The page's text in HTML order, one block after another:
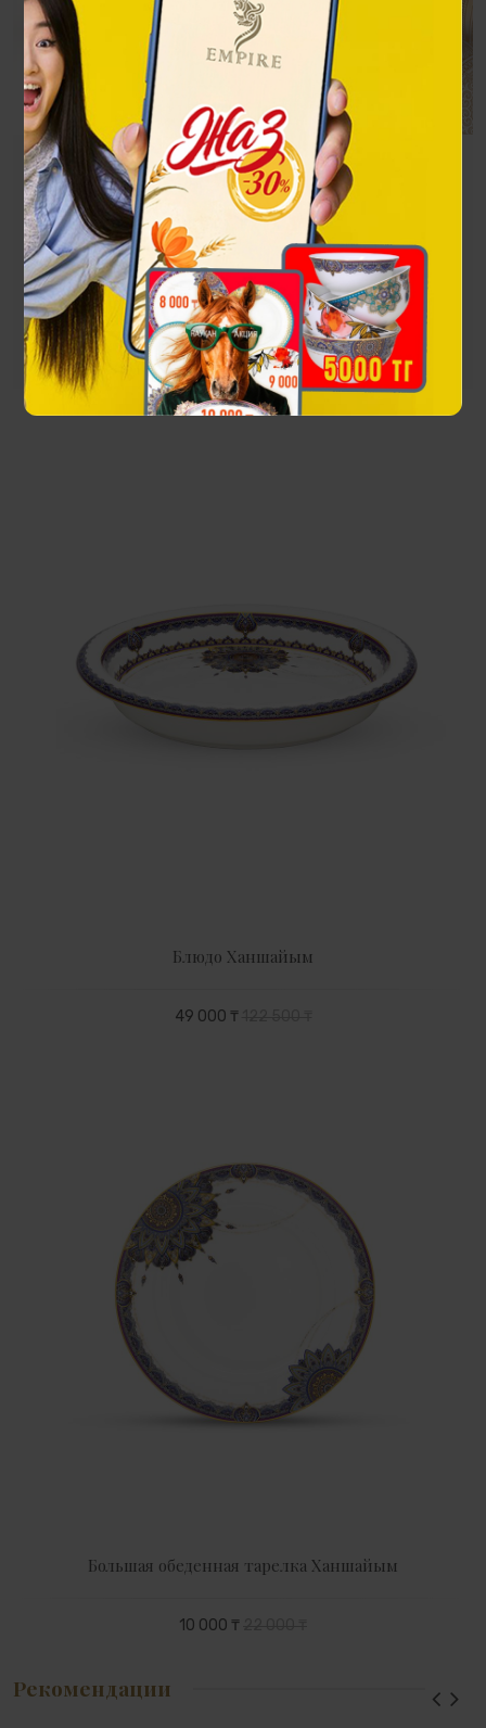
Ханшайым
Солнце - царица Неба, дарит свою лучистую энергию на
белоснежном фарфоре столового сервиза Ханшаим
Посмотреть
Блюдо Ханшайым
49 000 ₸
Большая обеденная тарелка Ханшайым
10 000 ₸
Рекомендации